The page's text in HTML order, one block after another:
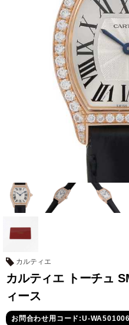
全てのブランドを見
る
ロ
オーデマピゲ
セイコー
カルティエ
カルティエ トーチュ
ィース
お問合わせ用コード:U-WA501006